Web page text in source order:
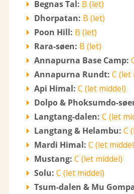
Begnas Tal: B (let)
Dhorpatan: B (let)
Poon Hill: B (let)
Rara-søen: B (let)
Annapurna Base Camp:
Annapurna Rundt: C (let
Api Himal: C (let middel)
Dolpo & Phoksumdo-
Langtang-dalen: C (let
Langtang & Helambu: C
Mardi Himal: C (let
Mustang: C (let middel)
Solu: C (let middel)
Tsum-dalen & Mu